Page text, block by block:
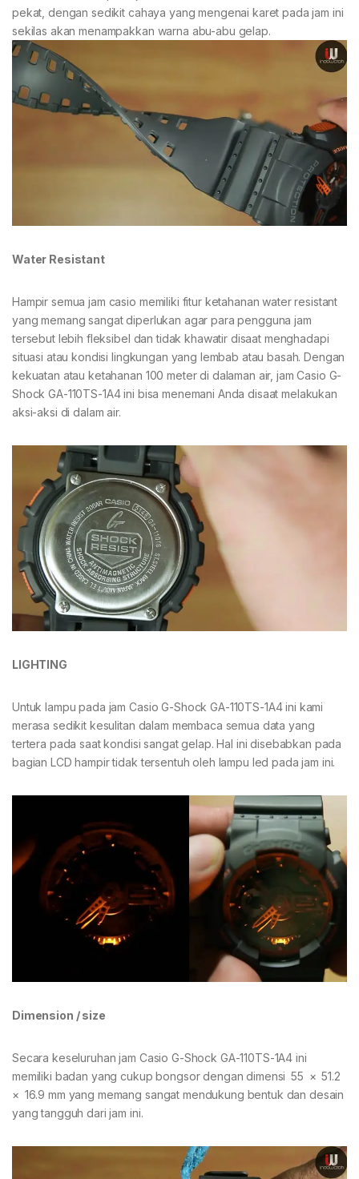
pekat, dengan sedikit cahaya yang mengenai karet pada jam ini
sekilas akan menampakkan warna abu-abu gelap.
Water Resistant
Hampir semua jam casio memiliki fitur ketahanan water resistant
yang memang sangat diperlukan agar para pengguna jam
tersebut lebih fleksibel dan tidak khawatir disaat menghadapi
situasi atau kondisi lingkungan yang lembab atau basah. Dengan
kekuatan atau ketahanan 100 meter di dalaman air, jam Casio G-
Shock GA-110TS-1A4 ini bisa menemani Anda disaat melakukan
aksi-aksi di dalam air.
LIGHTING
Untuk lampu pada jam Casio G-Shock GA-110TS-1A4 ini kami
merasa sedikit kesulitan dalam membaca semua data yang
tertera pada saat kondisi sangat gelap. Hal ini disebabkan pada
bagian LCD hampir tidak tersentuh oleh lampu led pada jam ini.
Dimension / size
Secara keseluruhan jam Casio G-Shock GA-110TS-1A4 ini
memiliki badan yang cukup bongsor dengan dimensi 55 × 51.2
× 16.9 mm yang memang sangat mendukung bentuk dan desain
yang tangguh dari jam ini.